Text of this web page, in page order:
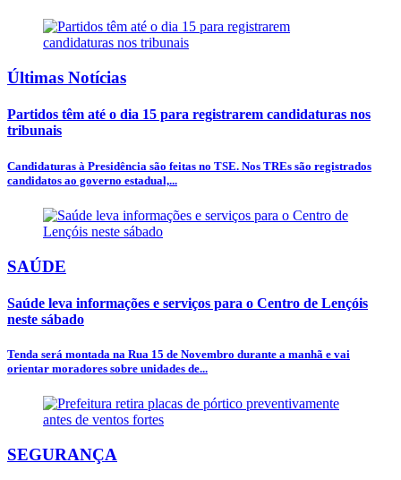
Últimas Notícias
Partidos têm até o dia 15 para registrarem candidaturas nos
tribunais
Candidaturas à Presidência são feitas no TSE. Nos TREs são registrados
candidatos ao governo estadual,...
SAÚDE
Saúde leva informações e serviços para o Centro de Lençóis
neste sábado
Tenda será montada na Rua 15 de Novembro durante a manhã e vai
orientar moradores sobre unidades de...
SEGURANÇA